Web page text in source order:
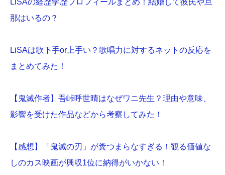
LiSAの経歴学歴プロフィールまとめ！結婚して彼氏や旦
那はいるの？
LiSAは歌下手or上手い？歌唱力に対するネットの反応を
まとめてみた！
【鬼滅作者】吾峠呼世晴はなぜワニ先生？理由や意味、
影響を受けた作品などから考察してみた！
【感想】「鬼滅の刃」が糞つまらなすぎる！観る価値な
しのカス映画が興収1位に納得がいかない！